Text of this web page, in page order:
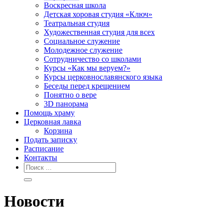
Воскресная школа
Детская хоровая студия «Ключ»
Театральная студия
Х​удожественная студия для всех
Социальное служение
Молодежное служение
Сотрудничество со школами
Курсы «Как мы веруем?»
Курсы церковнославянского языка
Беседы перед крещением
Понятно о вере
3D панорама
Помощь храму
Церковная лавка
Корзина
Подать записку
Расписание
Контакты
Новости